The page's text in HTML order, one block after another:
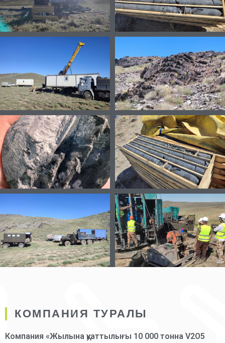
КОМПАНИЯ ТУРАЛЫ
Компания «Жылына қуаттылығы 10 000 тонна V2O5